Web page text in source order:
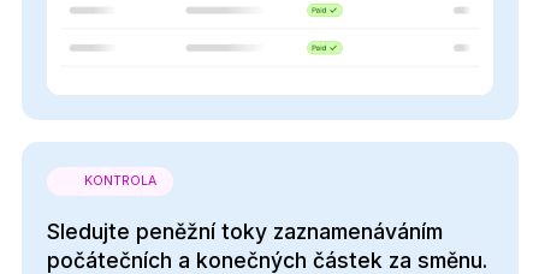
KONTROLA
Sledujte peněžní toky zaznamenáváním
počátečních a konečných částek za směnu.